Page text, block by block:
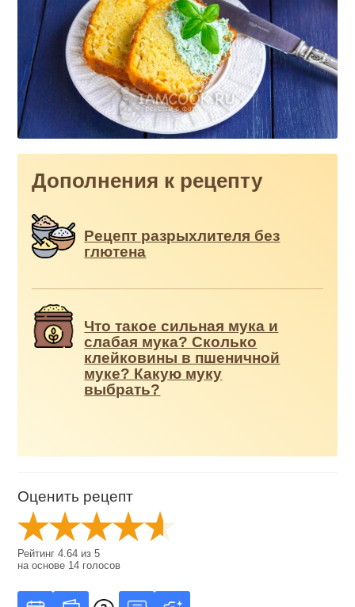
Дополнения к рецепту
Рецепт разрыхлителя без
глютена
Что такое сильная мука и
слабая мука? Сколько
клейковины в пшеничной
муке? Какую муку
выбрать?
Оценить рецепт
Рейтинг4.64 из5
на основе 14 голосов